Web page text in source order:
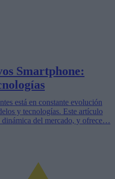
Smartphone:
está en constante evolución
y tecnologías. Este artículo
dinámica del mercado, y ofrece…